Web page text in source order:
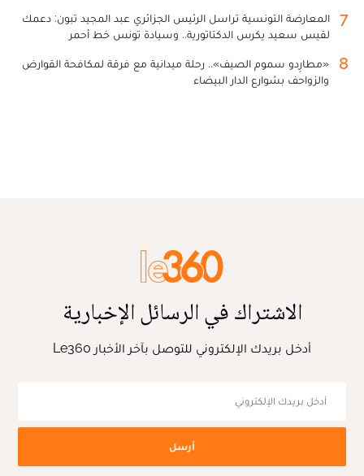
7
المعارضة التونسية تراسل الرئيس الجزائري عبد المجيد تبون: دعمك
لقيس سعيد يكرس الدكتاتورية.. وسيادة تونس خط أحمر
8
«مطارِدو سموم الصيف».. رحلة ميدانية مع فرقة لمكافحة القوارض
والزواحف بشوارع الدار البيضاء
الاشتراك في الرسائل الإخبارية
أدخل بريدك الإلكتروني للتوصل بآخر الأخبار Le360
أرسل